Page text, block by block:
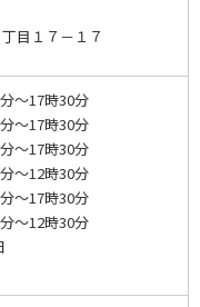
目１７－１７
～17時30分
～17時30分
～17時30分
～12時30分
～17時30分
～12時30分